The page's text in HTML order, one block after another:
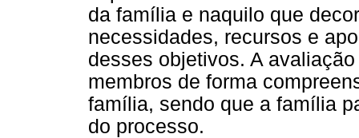
da família e naquilo que
necessidades, recursos e
desses objetivos. A
membros de forma
família, sendo que a família
do processo.